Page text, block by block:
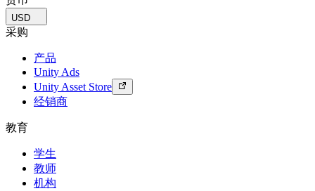
商业化
通过 Unity 投放广告
使用案例
移动游戏
使用 Unity 打造移动端爆款游戏
独立游戏
小团队也能做出大游戏
所有资源
新增功能
博客
更新、信息和技术提示
新闻
新闻、故事和新闻中心
教育资助许可证
认证
证明您的Unity精通
USD
采购
产品
Unity Ads
Unity Asset Store
经销商
教育
学生
教师
机构